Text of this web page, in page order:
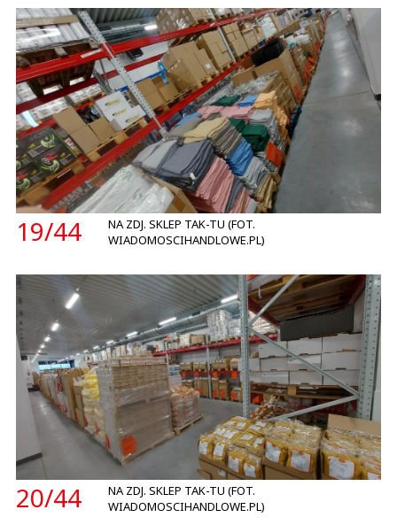
19/44
NA ZDJ. SKLEP TAK-TU (FOT.
WIADOMOSCIHANDLOWE.PL)
20/44
NA ZDJ. SKLEP TAK-TU (FOT.
WIADOMOSCIHANDLOWE.PL)